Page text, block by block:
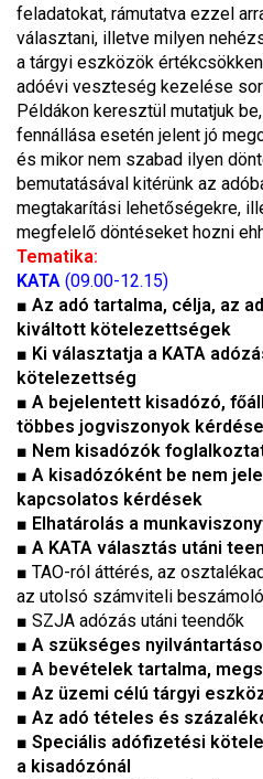
feladatokat, rámutatva ezzel
választani, illetve milyen
a tárgyi eszközök
adóévi veszteség kezelése
Példákon keresztül mutatjuk
fennállása esetén jelent jó
és mikor nem szabad ilyen
bemutatásával kitérünk az
megtakarítási lehetőségekre,
megfelelő döntéseket hozni
Tematika:
KATA (09.00-12.15)
■ Az adó tartalma, célja, az
kiváltott kötelezettségek
■ Ki választatja a KATA
kötelezettség
■ A bejelentett kisadózó,
többes jogviszonyok kérdése
■ Nem kisadózók
■ A kisadózóként be nem
kapcsolatos kérdések
■ Elhatárolás a
■ A KATA választás utáni
■ TAO-ról áttérés, az
az utolsó számviteli
■ SZJA adózás utáni teendők
■ A szükséges
■ A bevételek tartalma,
■ Az üzemi célú tárgyi
■ Az adó tételes és
■ Speciális adófizetési
a kisadózónál